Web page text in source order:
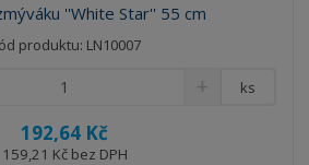
''White Star'' 55 cm
produktu: LN10007
192,64 Kč
159,21 Kč bez DPH
ks